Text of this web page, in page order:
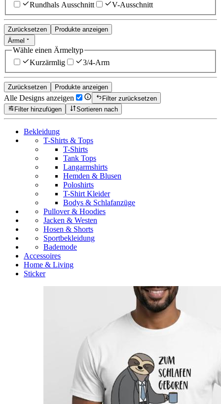
Rundhals Ausschnitt
V-Ausschnitt
Zurücksetzen
Produkte anzeigen
Ärmel
Wähle einen Ärmeltyp
Kurzärmlig
3/4-Arm
Zurücksetzen Produkte anzeigen
Alle Designs anzeigen
Filter zurücksetzen
Filter hinzufügen
Sortieren nach
Bekleidung
T-Shirts & Tops
T-Shirts
Tank Tops
Langarmshirts
Hemden & Blusen
Poloshirts
T-Shirt Kleider
Bodys & Schlafanzüge
Pullover & Hoodies
Jacken & Westen
Hosen & Shorts
Sportbekleidung
Bademode
Accessoires
Home & Living
Sticker